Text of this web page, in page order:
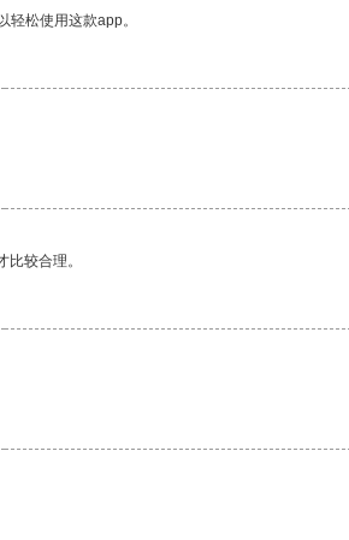
松使用这款app。
较合理。